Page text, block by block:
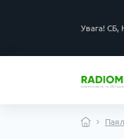
Увага! СБ,